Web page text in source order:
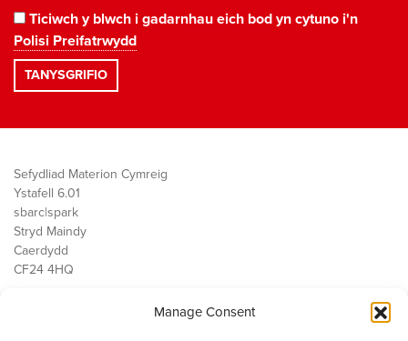
Manage Consent
Ticiwch y blwch i gadarnhau eich bod yn cytuno i'n
Polisi Preifatrwydd
Sefydliad Materion Cymreig
Ystafell 6.01
sbarc|spark
Stryd Maindy
Caerdydd
CF24 4HQ